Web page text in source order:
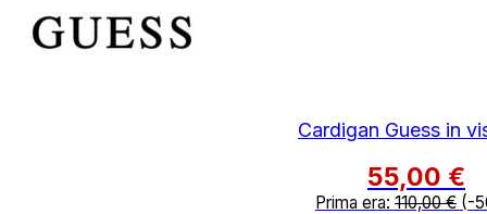
Cardigan Guess in
55,00 €
Prima era: 110,00€ (-